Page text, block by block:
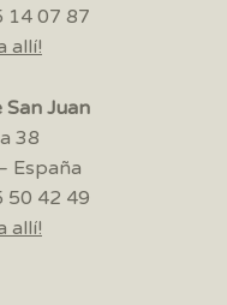
14 07 87
allí!
San Juan
38
España
50 42 49
allí!